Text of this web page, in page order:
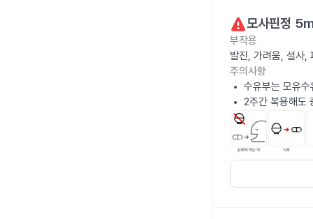
모사핀정
부작용
발진, 가려움, 설사,
주의사항
수유부는 모유
2주간 복용해도